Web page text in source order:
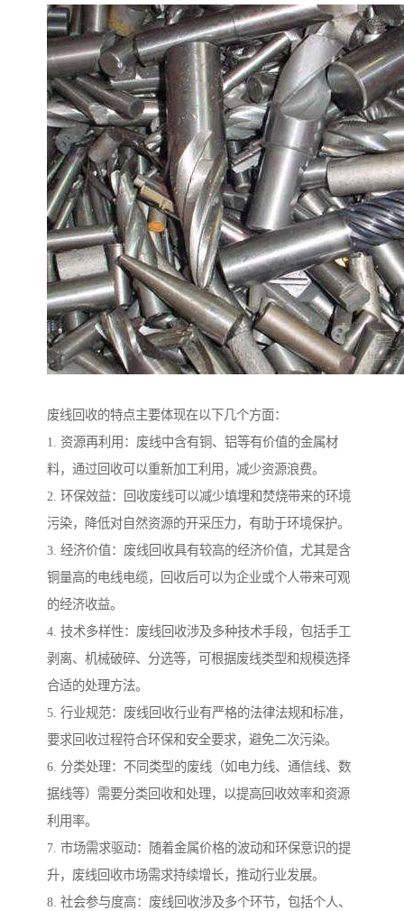
废线回收的特点主要体现在以下几个方面：
1. 资源再利用：废线中含有铜、铝等有价值的金属材
料，通过回收可以重新加工利用，减少资源浪费。
2. 环保效益：回收废线可以减少填埋和焚烧带来的环境
污染，降低对自然资源的开采压力，有助于环境保护。
3. 经济价值：废线回收具有较高的经济价值，尤其是含
铜量高的电线电缆，回收后可以为企业或个人带来可观
的经济收益。
4. 技术多样性：废线回收涉及多种技术手段，包括手工
剥离、机械破碎、分选等，可根据废线类型和规模选择
合适的处理方法。
5. 行业规范：废线回收行业有严格的法律法规和标准，
要求回收过程符合环保和安全要求，避免二次污染。
6. 分类处理：不同类型的废线（如电力线、通信线、数
据线等）需要分类回收和处理，以提高回收效率和资源
利用率。
7. 市场需求驱动：随着金属价格的波动和环保意识的提
升，废线回收市场需求持续增长，推动行业发展。
8. 社会参与度高：废线回收涉及多个环节，包括个人、